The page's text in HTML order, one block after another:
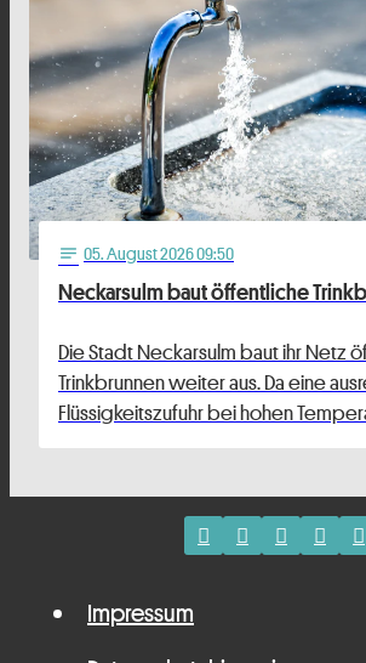
notes 05. August 2026 09:50
Neckarsulm baut öffentliche
Die Stadt Neckarsulm baut ihr Netz
Trinkbrunnen weiter aus. Da eine
Flüssigkeitszufuhr bei hohen
Impressum